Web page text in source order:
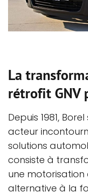
La
rétrofit GNV
Depuis 1981,
acteur
solutions
consiste à
une
alternative à la